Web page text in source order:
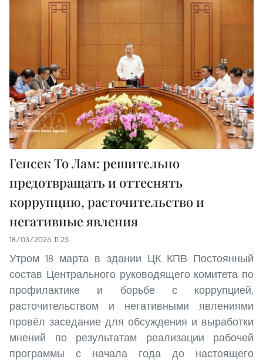
Генсек То Лам: решительно
предотвращать и оттеснять
коррупцию, расточительство и
негативные явления
18/03/2026 11:25
Утром 18 марта в здании ЦК КПВ Постоянный
состав Центрального руководящего комитета по
профилактике и борьбе с коррупцией,
расточительством и негативными явлениями
провёл заседание для обсуждения и выработки
мнений по результатам реализации рабочей
программы с начала года до настоящего